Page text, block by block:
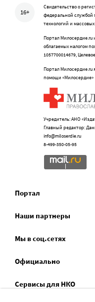
16+
Свидетельство о
федеральной службой
технологий и
Портал Милосердие.ru
облагаемых налогом
1057700014679,
Портал Милосердие.ru
помощи «Милосердие»
Учредитель: АНО
Главный редактор:
info@miloserdie.ru
8-499-350-05-95
Портал
Наши партнеры
Мы в соц.сетях
Официально
Сервисы для НКО